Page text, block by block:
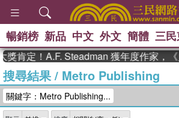
熱搜： 東野圭吾
如果歷史是一群
代 、 數學女孩
暢銷榜 新品 中文 外文 簡體 三
定！A.F. Steadman 獲年度作家，《史
搜尋結果/ Metro Publishing
關鍵字：Metro Publishing...